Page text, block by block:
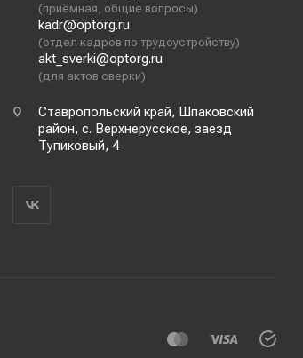
(приёмная, общие вопросы)
kadr@optorg.ru
(отдел кадров по трудоустройству)
akt_sverki@optorg.ru
(для актов сверки)
Ставропольский край, Шпаковский
район, с. Верхнерусское, заезд
Тупиковый, 4